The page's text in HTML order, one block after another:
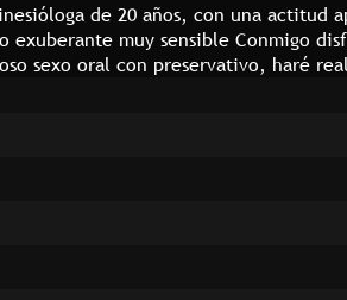
de 20 años, con una
exuberante muy sensible Conmigo
sexo oral con preservativo, haré